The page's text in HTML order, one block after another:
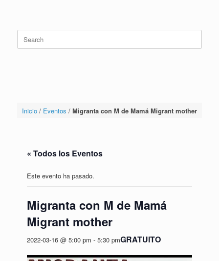
Inicio/ Eventos / Migranta con M de Mamá Migrant mother
« Todos los Eventos
Este evento ha pasado.
Migranta con M de Mamá
Migrant mother
2022-03-16 @ 5:00 pm - 5:30 pmGRATUITO